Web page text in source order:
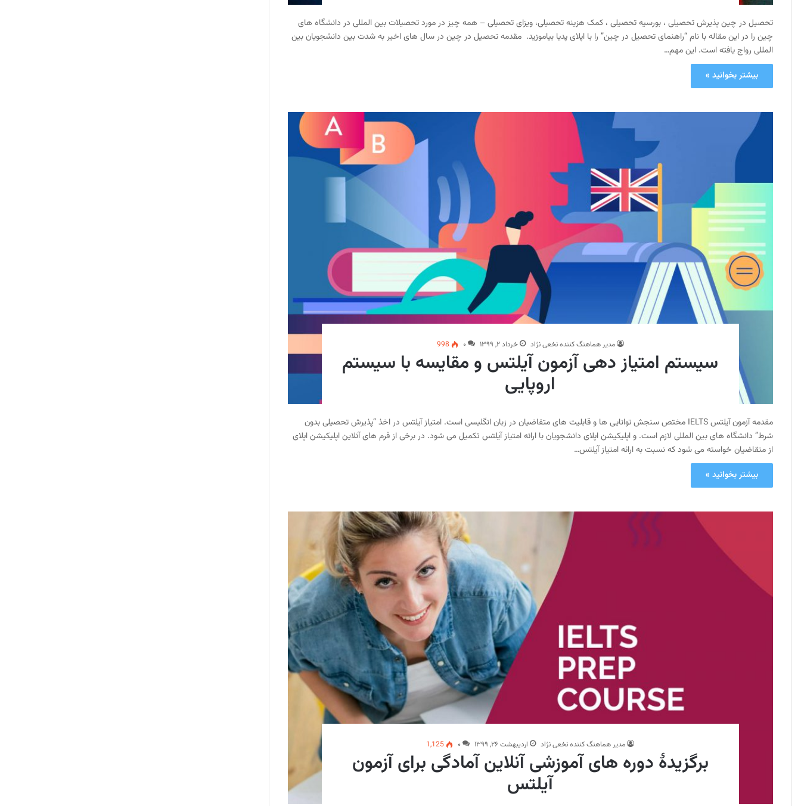
تحصیل در چین پذیرش تحصیلی ، بورسیه تحصیلی ، کمک هزینه تحصیلی، ویزای تحصیلی – همه چیز در مورد تحصیلات بین المللی در دانشگاه های
چین را در این مقاله با نام “راهنمای تحصیل در چین” را با اپلای پدیا بیاموزید. مقدمه تحصیل در چین در سال های اخیر به شدت بین دانشجویان بین
المللی رواج یافته است. این مهم…
بیشتر بخوانید »
مدیر هماهنگ کننده نخعی نژاد خرداد ۲, ۱۳۹۹ ۰ 998
سیستم امتیاز دهی آزمون آیلتس و مقایسه با سیستم
اروپایی
مقدمه آزمون آیلتس IELTS مختص سنجش توانایی ها و قابلیت های متقاضیان در زبان انگلیسی است. امتیاز آیلتس در اخذ “پذیرش تحصیلی بدون
شرط” دانشگاه های بین المللی لازم است. و اپلیکیشن اپلای دانشجویان با ارائه امتیاز آیلتس تکمیل می شود. در برخی از فرم های آنلاین اپلیکیشن اپلای
از متقاضیان خواسته می شود که نسبت به ارائه امتیاز آیلتس…
بیشتر بخوانید »
مدیر هماهنگ کننده نخعی نژاد اردیبهشت ۲۶, ۱۳۹۹ ۰ 1,125
برگزیدۀ دوره های آموزشی آنلاین آمادگی برای آزمون
آیلتس